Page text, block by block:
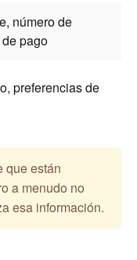
número de
pago
preferencias de
que están
a menudo no
esa información.